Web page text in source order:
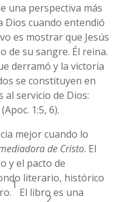
una perspectiva más
Dios cuando entendió
es mostrar que Jesús
de su sangre. Él reina.
derramó y la victoria
se constituyen en
al servicio de Dios:
1:5, 6).
mejor cuando lo
de Cristo. El
y el pacto de
literario, histórico
1
El libro es una
2